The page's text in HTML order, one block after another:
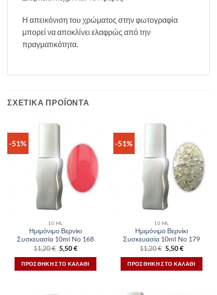
Η απεικόνιση του χρώματος στην φωτογραφία
μπορεί να αποκλίνει ελαφρώς από την
πραγματικότητα.
ΣΧΕΤΙΚΆ ΠΡΟΪΌΝΤΑ
-51%
10 ML
Ημιμόνιμο Βερνίκι
Συσκευασία 10ml No 168
11,20€ Original
price
was:
11,20 €.
5,50€Η
τιμή
είναι:
5,50 €.
ΠΡΟΣΘΉΚΗ ΣΤΟ ΚΑΛΆΘΙ
-51%
10 ML
Ημιμόνιμο Βερνίκι
Συσκευασία 10ml No 179
11,20€ Original
price
was:
11,20 €.
5,50€Η
τιμή
είναι:
5,50 €.
ΠΡΟΣΘΉΚΗ ΣΤΟ ΚΑΛΆΘΙ